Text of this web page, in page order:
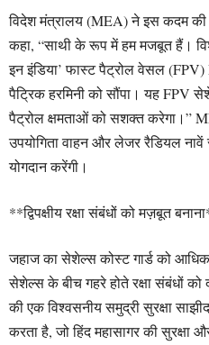
विदेश मंत्रालय (MEA) ने इस कदम की
कहा, “साथी के रूप में हम मजबूत हैं।
इन इंडिया’ फास्ट पैट्रोल वेसल (FPV)
पैट्रिक हरमिनी को सौंपा। यह FPV
पैट्रोल क्षमताओं को सशक्त करेगा।”
उपयोगिता वाहन और लेजर रैडियल
योगदान करेंगी।
**द्विपक्षीय रक्षा संबंधों को मज़बूत
जहाज का सेशेल्स कोस्ट गार्ड को
सेशेल्स के बीच गहरे होते रक्षा संबंधों को
की एक विश्वसनीय समुद्री सुरक्षा
करता है, जो हिंद महासागर की सुरक्षा